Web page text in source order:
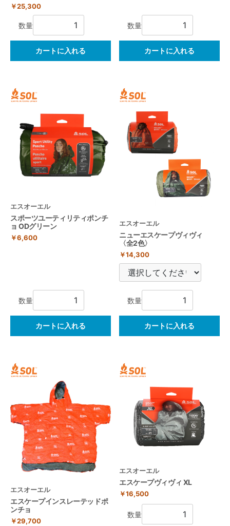
￥25,300
数量
カートに入れる
数量
カートに入れる
エスオーエル
スポーツユーティリティポンチ
ョ ODグリーン
￥6,600
数量
カートに入れる
エスオーエル
ニューエスケープヴィヴィ
〈全2色〉
￥14,300
数量
カートに入れる
エスオーエル
エスケープインスレーテッドポ
ンチョ
￥29,700
エスオーエル
エスケープヴィヴィ XL
￥16,500
数量